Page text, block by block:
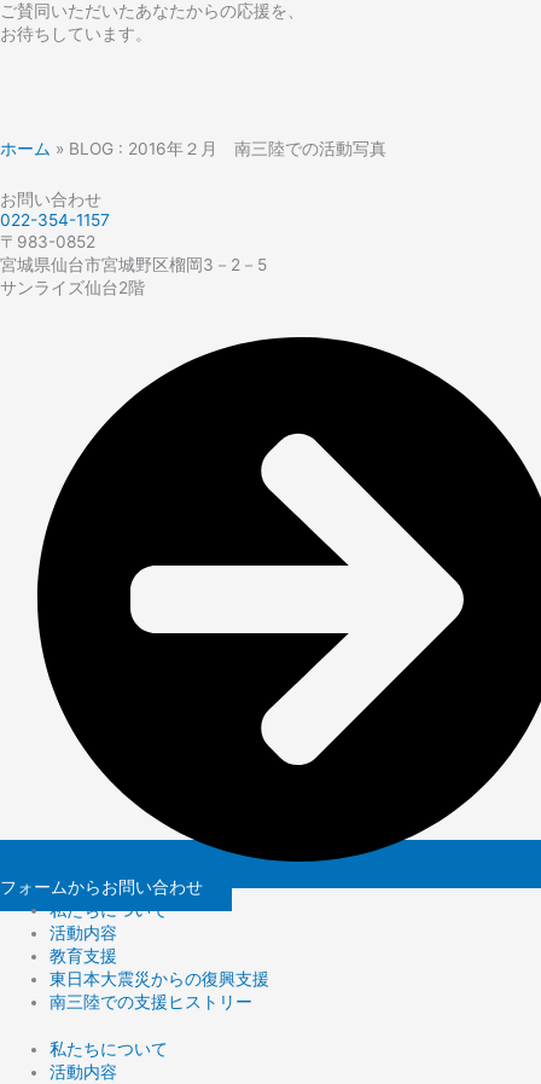
ご賛同いただいたあなたからの応援を、
お待ちしています。
ホーム » BLOG : 2016年２月 南三陸での活動写真
お問い合わせ
022-354-1157
〒983-0852
宮城県仙台市宮城野区榴岡3－2－5
サンライズ仙台2階​
フォームからお問い合わせ
私たちについて
活動内容
教育支援
東日本大震災からの復興支援
南三陸での支援ヒストリー
私たちについて
活動内容